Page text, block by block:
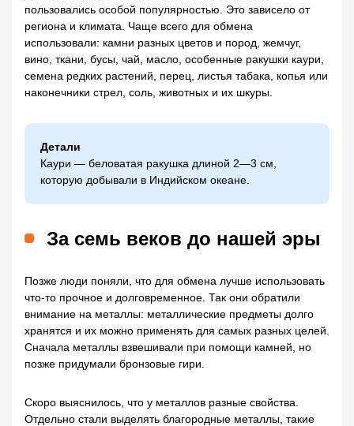
пользовались особой популярностью. Это зависело от
региона и климата. Чаще всего для обмена
использовали: камни разных цветов и пород, жемчуг,
вино, ткани, бусы, чай, масло, особенные ракушки каури,
семена редких растений, перец, листья табака, копья или
наконечники стрел, соль, животных и их шкуры.
Детали
Каури — беловатая ракушка длиной 2—3 см,
которую добывали в Индийском океане.
За семь веков до нашей эры
Позже люди поняли, что для обмена лучше использовать
что-то прочное и долговременное. Так они обратили
внимание на металлы: металлические предметы долго
хранятся и их можно применять для самых разных целей.
Сначала металлы взвешивали при помощи камней, но
позже придумали бронзовые гири.
Скоро выяснилось, что у металлов разные свойства.
Отдельно стали выделять благородные металлы, такие